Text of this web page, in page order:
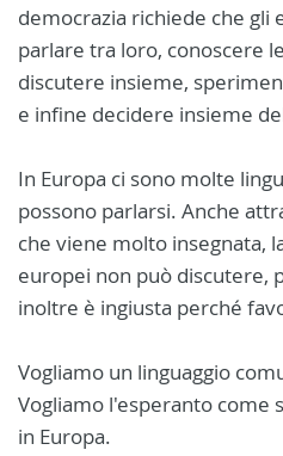
democrazia richiede che gli
parlare tra loro, conoscere
discutere insieme,
e infine decidere insieme
In Europa ci sono molte
possono parlarsi. Anche
che viene molto insegnata,
europei non può discutere,
inoltre è ingiusta perché
Vogliamo un linguaggio
Vogliamo l'esperanto come
in Europa.